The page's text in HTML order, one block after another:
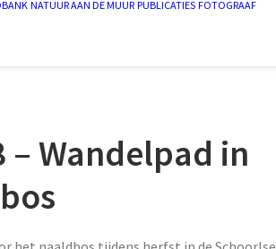
NATUUR AAN DE MUUR PUBLICATIES FOTOGRAAF
– Wandelpad in